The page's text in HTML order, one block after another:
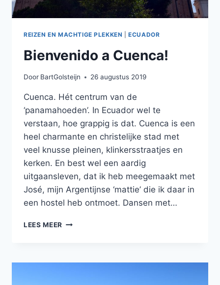
REIZEN EN MACHTIGE PLEKKEN |ECUADOR
Bienvenido a Cuenca!
Door BartGolsteijn 26 augustus 2019
Cuenca. Hét centrum van de
‘panamahoeden’. In Ecuador wel te
verstaan, hoe grappig is dat. Cuenca is een
heel charmante en christelijke stad met
veel knusse pleinen, klinkersstraatjes en
kerken. En best wel een aardig
uitgaansleven, dat ik heb meegemaakt met
José, mijn Argentijnse ‘mattie’ die ik daar in
een hostel heb ontmoet. Dansen met…
LEES MEER BIENVENIDO